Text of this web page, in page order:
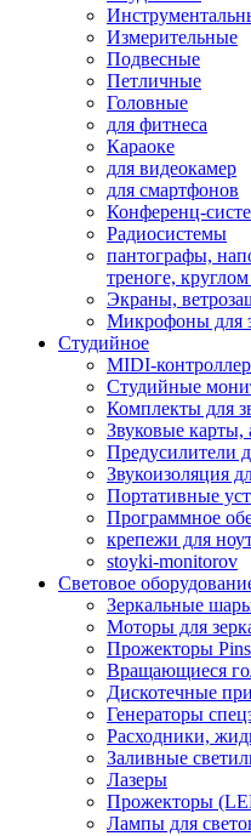
Измерительные
Подвесные
Петличные
Головные
для фитнеса
Караоке
для видеокамер
для смартфонов
Конференц-
Радиосистемы
пантографы,
треноге,
Экраны,
Микрофоны для
Студийное
MIDI-
Студийные
Комплекты для
Звуковые карты,
Предусилители
Звукоизоляция
Портативные
Программное
крепежи для
stoyki-monitorov
Световое
Зеркальные
Моторы для
Прожекторы
Вращающиеся
Дискотечные
Генераторы
Расходники,
Заливные
Лазеры
Прожекторы
Лампы для